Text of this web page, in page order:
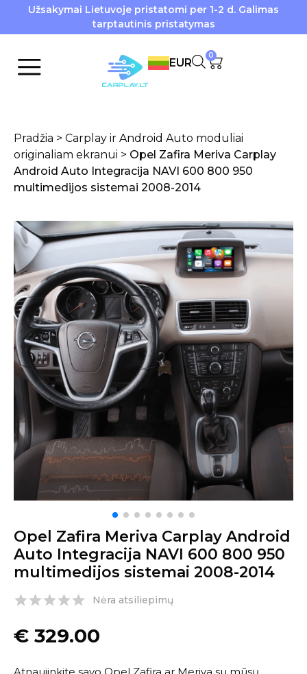
Užsakymai Lietuvoje pristatomi per 1-2 d. Galimas
tarptautinis pristatymas
EUR
0
Pradžia > Carplay ir Android Auto moduliai
originaliam ekranui > Opel Zafira Meriva Carplay
Android Auto Integracija NAVI 600 800 950
multimedijos sistemai 2008-2014
Opel Zafira Meriva Carplay Android
Auto Integracija NAVI 600 800 950
multimedijos sistemai 2008-2014
Nėra atsiliepimų
€ 329.00